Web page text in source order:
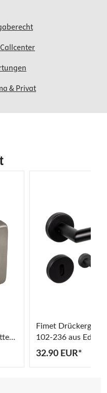
& Privat
Fimet
102-236 aus
32.90 EUR*